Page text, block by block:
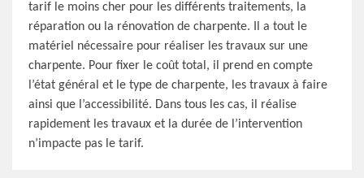
tarif le moins cher pour les différents traitements, la
réparation ou la rénovation de charpente. Il a tout le
matériel nécessaire pour réaliser les travaux sur une
charpente. Pour fixer le coût total, il prend en compte
l’état général et le type de charpente, les travaux à faire
ainsi que l’accessibilité. Dans tous les cas, il réalise
rapidement les travaux et la durée de l’intervention
n’impacte pas le tarif.